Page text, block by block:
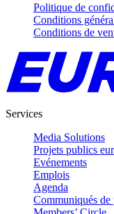
Politique de
Conditions
Conditions de
Services
Media Solutions
Projets publics
Evénements
Emplois
Agenda
Communiqués de